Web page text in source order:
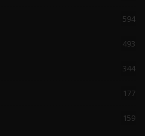
594
493
344
177
159